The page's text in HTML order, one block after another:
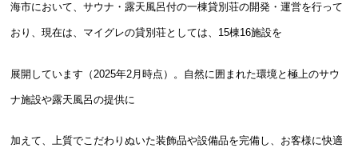
海市において、サウナ・露天風呂付の一棟貸別荘の開発・運営を行って
おり、現在は、マイグレの貸別荘としては、15棟16施設を
展開しています（2025年2月時点）。自然に囲まれた環境と極上のサウ
ナ施設や露天風呂の提供に
加えて、上質でこだわりぬいた装飾品や設備品を完備し、お客様に快適